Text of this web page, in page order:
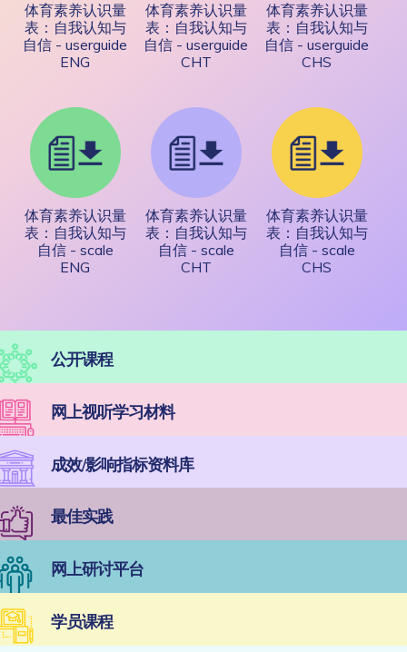
体育素养认识量
表：自我认知与
自信 - userguide
ENG
体育素养认识量
表：自我认知与
自信 - userguide
CHT
体育素养认识量
表：自我认知与
自信 - userguide
CHS
体育素养认识量
表：自我认知与
自信 - scale
ENG
体育素养认识量
表：自我认知与
自信 - scale
CHT
体育素养认识量
表：自我认知与
自信 - scale
CHS
公开课程
网上视听学习材料
成效/影响指标资料库
最佳实践
网上研讨平台
学员课程